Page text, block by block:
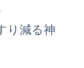
り減る神